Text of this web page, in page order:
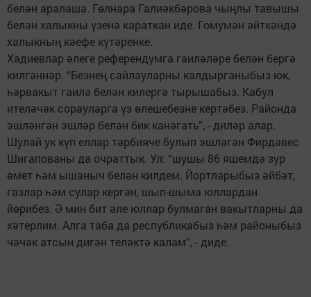
белән аралаша. Гөлнара Галиәкбәрова чыңлы тавышы
белән халыкны үзенә караткан иде. Гомумән әйткәндә
халыкның кәефе күтәренке.
Хадиевлар әлеге референдумга гаиләләре белән бергә
килгәннәр. “Безнең сайлауларны калдырганыбыз юк,
һәрвакыт гаилә белән килергә тырышабыз. Кабул
ителәчәк сорауларга үз өлешебезне кертәбез. Районда
эшләнгән эшләр белән бик канәгать”, - диләр алар.
Шулай ук күп еллар тәрбияче булып эшләгән Фирдәвес
Шигапованы да очраттык. Ул: “шушы 86 яшемдә зур
өмет һәм ышаныч белән килдем. Йортларыбыз әйбәт,
газлар һәм сулар кергән, шып-шыма юллардан
йөрибез. Ә мин бит әле юллар булмаган вакытларны да
хәтерлим. Алга таба да республикабыз һәм районыбыз
чәчәк атсын дигән теләктә калам”, - диде.